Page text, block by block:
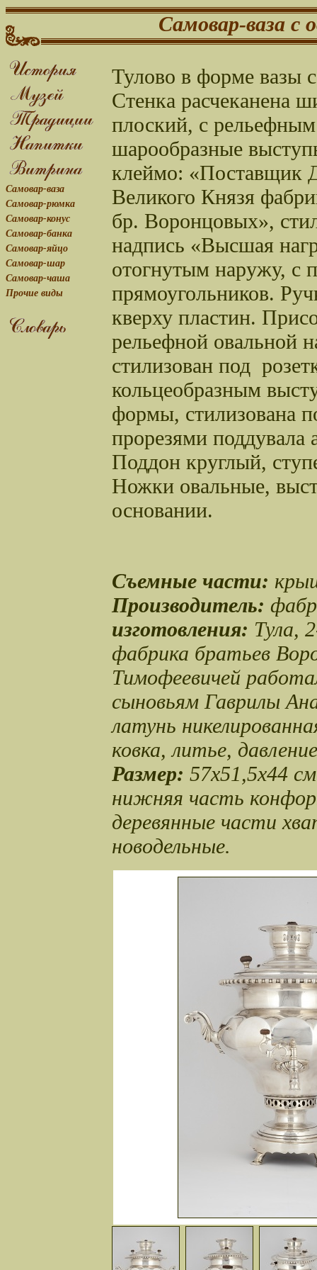
Самовар-ваза с
Самовар-ваза
Самовар-рюмка
Самовар-конус
Самовар-банка
Самовар-яйцо
Самовар-шар
Самовар-чаша
Прочие виды
Тулово в форме вазы
Стенка расчеканена
плоский, с
шарообразные
клеймо: «Поставщик
Великого Князя
бр. Воронцовых»,
надпись «Высшая
отогнутым наружу, с
прямоугольников.
кверху пластин.
рельефной овальной
стилизован под
кольцеобразным
формы, стилизована
прорезями
Поддон круглый,
Ножки овальные,
основании.
Съемные части:
Производитель:
изготовления: Тула,
фабрика братьев
Тимофеевичей
сыновьям Гаврилы
латунь
ковка, литье,
Размер: 57х51,5х44
нижняя часть
деревянные части
новодельные.